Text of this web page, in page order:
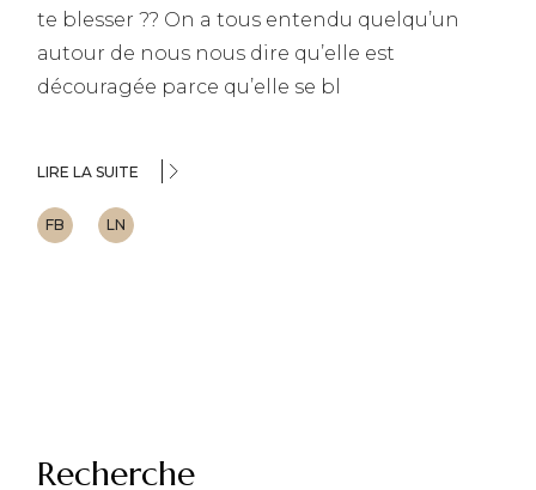
te blesser ?? On a tous entendu quelqu’un
autour de nous nous dire qu’elle est
découragée parce qu’elle se bl
LIRE LA SUITE
FB LN
Recherche